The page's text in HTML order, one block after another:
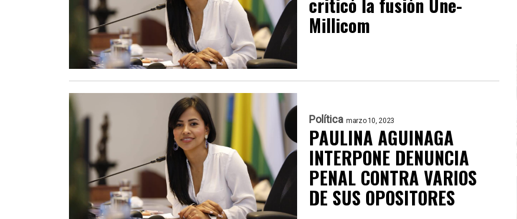
Millicom
Política marzo 10, 2023
PAULINA AGUINAGA
INTERPONE DENUNCIA
PENAL CONTRA VARIOS
DE SUS OPOSITORES